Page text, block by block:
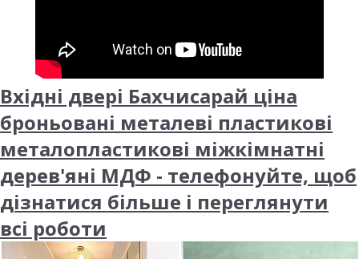
Вхідні двері Бахчисарай ціна
броньовані металеві пластикові
металопластикові міжкімнатні
дерев'яні МДФ - телефонуйте, щоб
дізнатися більше і переглянути
всі роботи